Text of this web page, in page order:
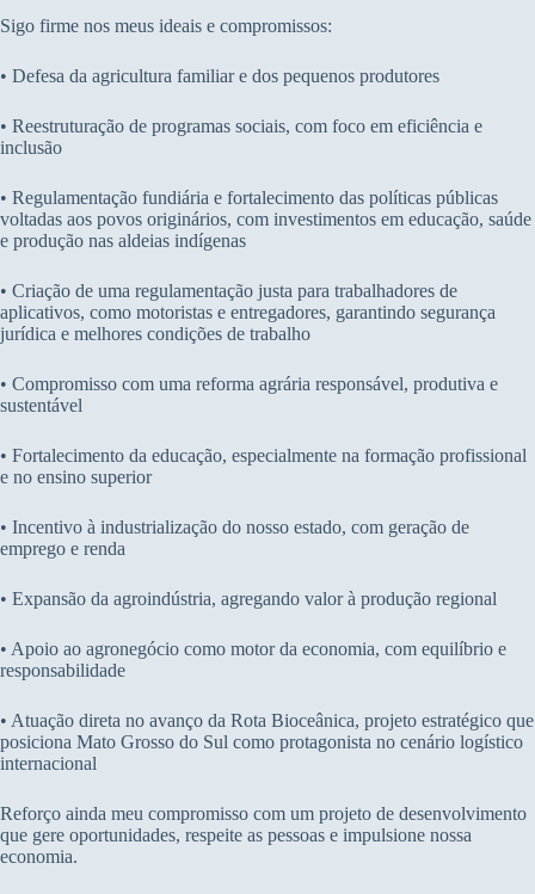
Sigo firme nos meus ideais e compromissos:
• Defesa da agricultura familiar e dos pequenos produtores
• Reestruturação de programas sociais, com foco em eficiência e
inclusão
• Regulamentação fundiária e fortalecimento das políticas públicas
voltadas aos povos originários, com investimentos em educação, saúde
e produção nas aldeias indígenas
• Criação de uma regulamentação justa para trabalhadores de
aplicativos, como motoristas e entregadores, garantindo segurança
jurídica e melhores condições de trabalho
• Compromisso com uma reforma agrária responsável, produtiva e
sustentável
• Fortalecimento da educação, especialmente na formação profissional
e no ensino superior
• Incentivo à industrialização do nosso estado, com geração de
emprego e renda
• Expansão da agroindústria, agregando valor à produção regional
• Apoio ao agronegócio como motor da economia, com equilíbrio e
responsabilidade
• Atuação direta no avanço da Rota Bioceânica, projeto estratégico que
posiciona Mato Grosso do Sul como protagonista no cenário logístico
internacional
Reforço ainda meu compromisso com um projeto de desenvolvimento
que gere oportunidades, respeite as pessoas e impulsione nossa
economia.